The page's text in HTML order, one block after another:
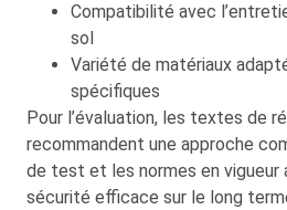
Compatibilité avec
sol
Variété de matériaux
spécifiques
Pour l’évaluation, les textes de
recommandent une approche
de test et les normes en vigueur
sécurité efficace sur le long